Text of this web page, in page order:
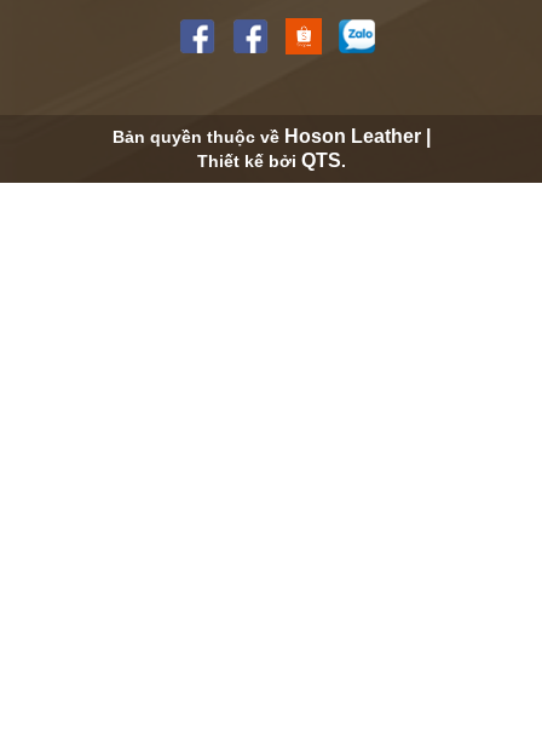
Bản quyền thuộc về Hoson Leather |
Thiết kế bởi QTS.